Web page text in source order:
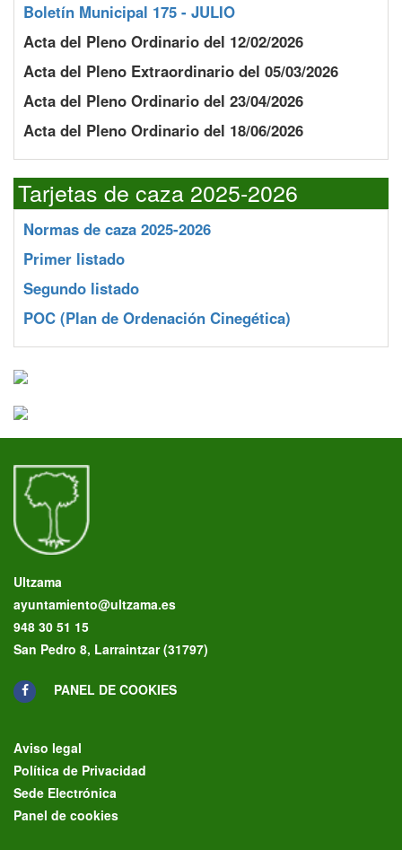
Boletín Municipal 175 - JULIO
Acta del Pleno Ordinario del 12/02/2026
Acta del Pleno Extraordinario del 05/03/2026
Acta del Pleno Ordinario del 23/04/2026
Acta del Pleno Ordinario del 18/06/2026
Tarjetas de caza 2025-2026
Normas de caza 2025-2026
Primer listado
Segundo listado
POC (Plan de Ordenación Cinegética)
Ultzama
ayuntamiento@ultzama.es
948 30 51 15
San Pedro 8, Larraintzar (31797)
PANEL DE COOKIES
Aviso legal
Política de Privacidad
Sede Electrónica
Panel de cookies